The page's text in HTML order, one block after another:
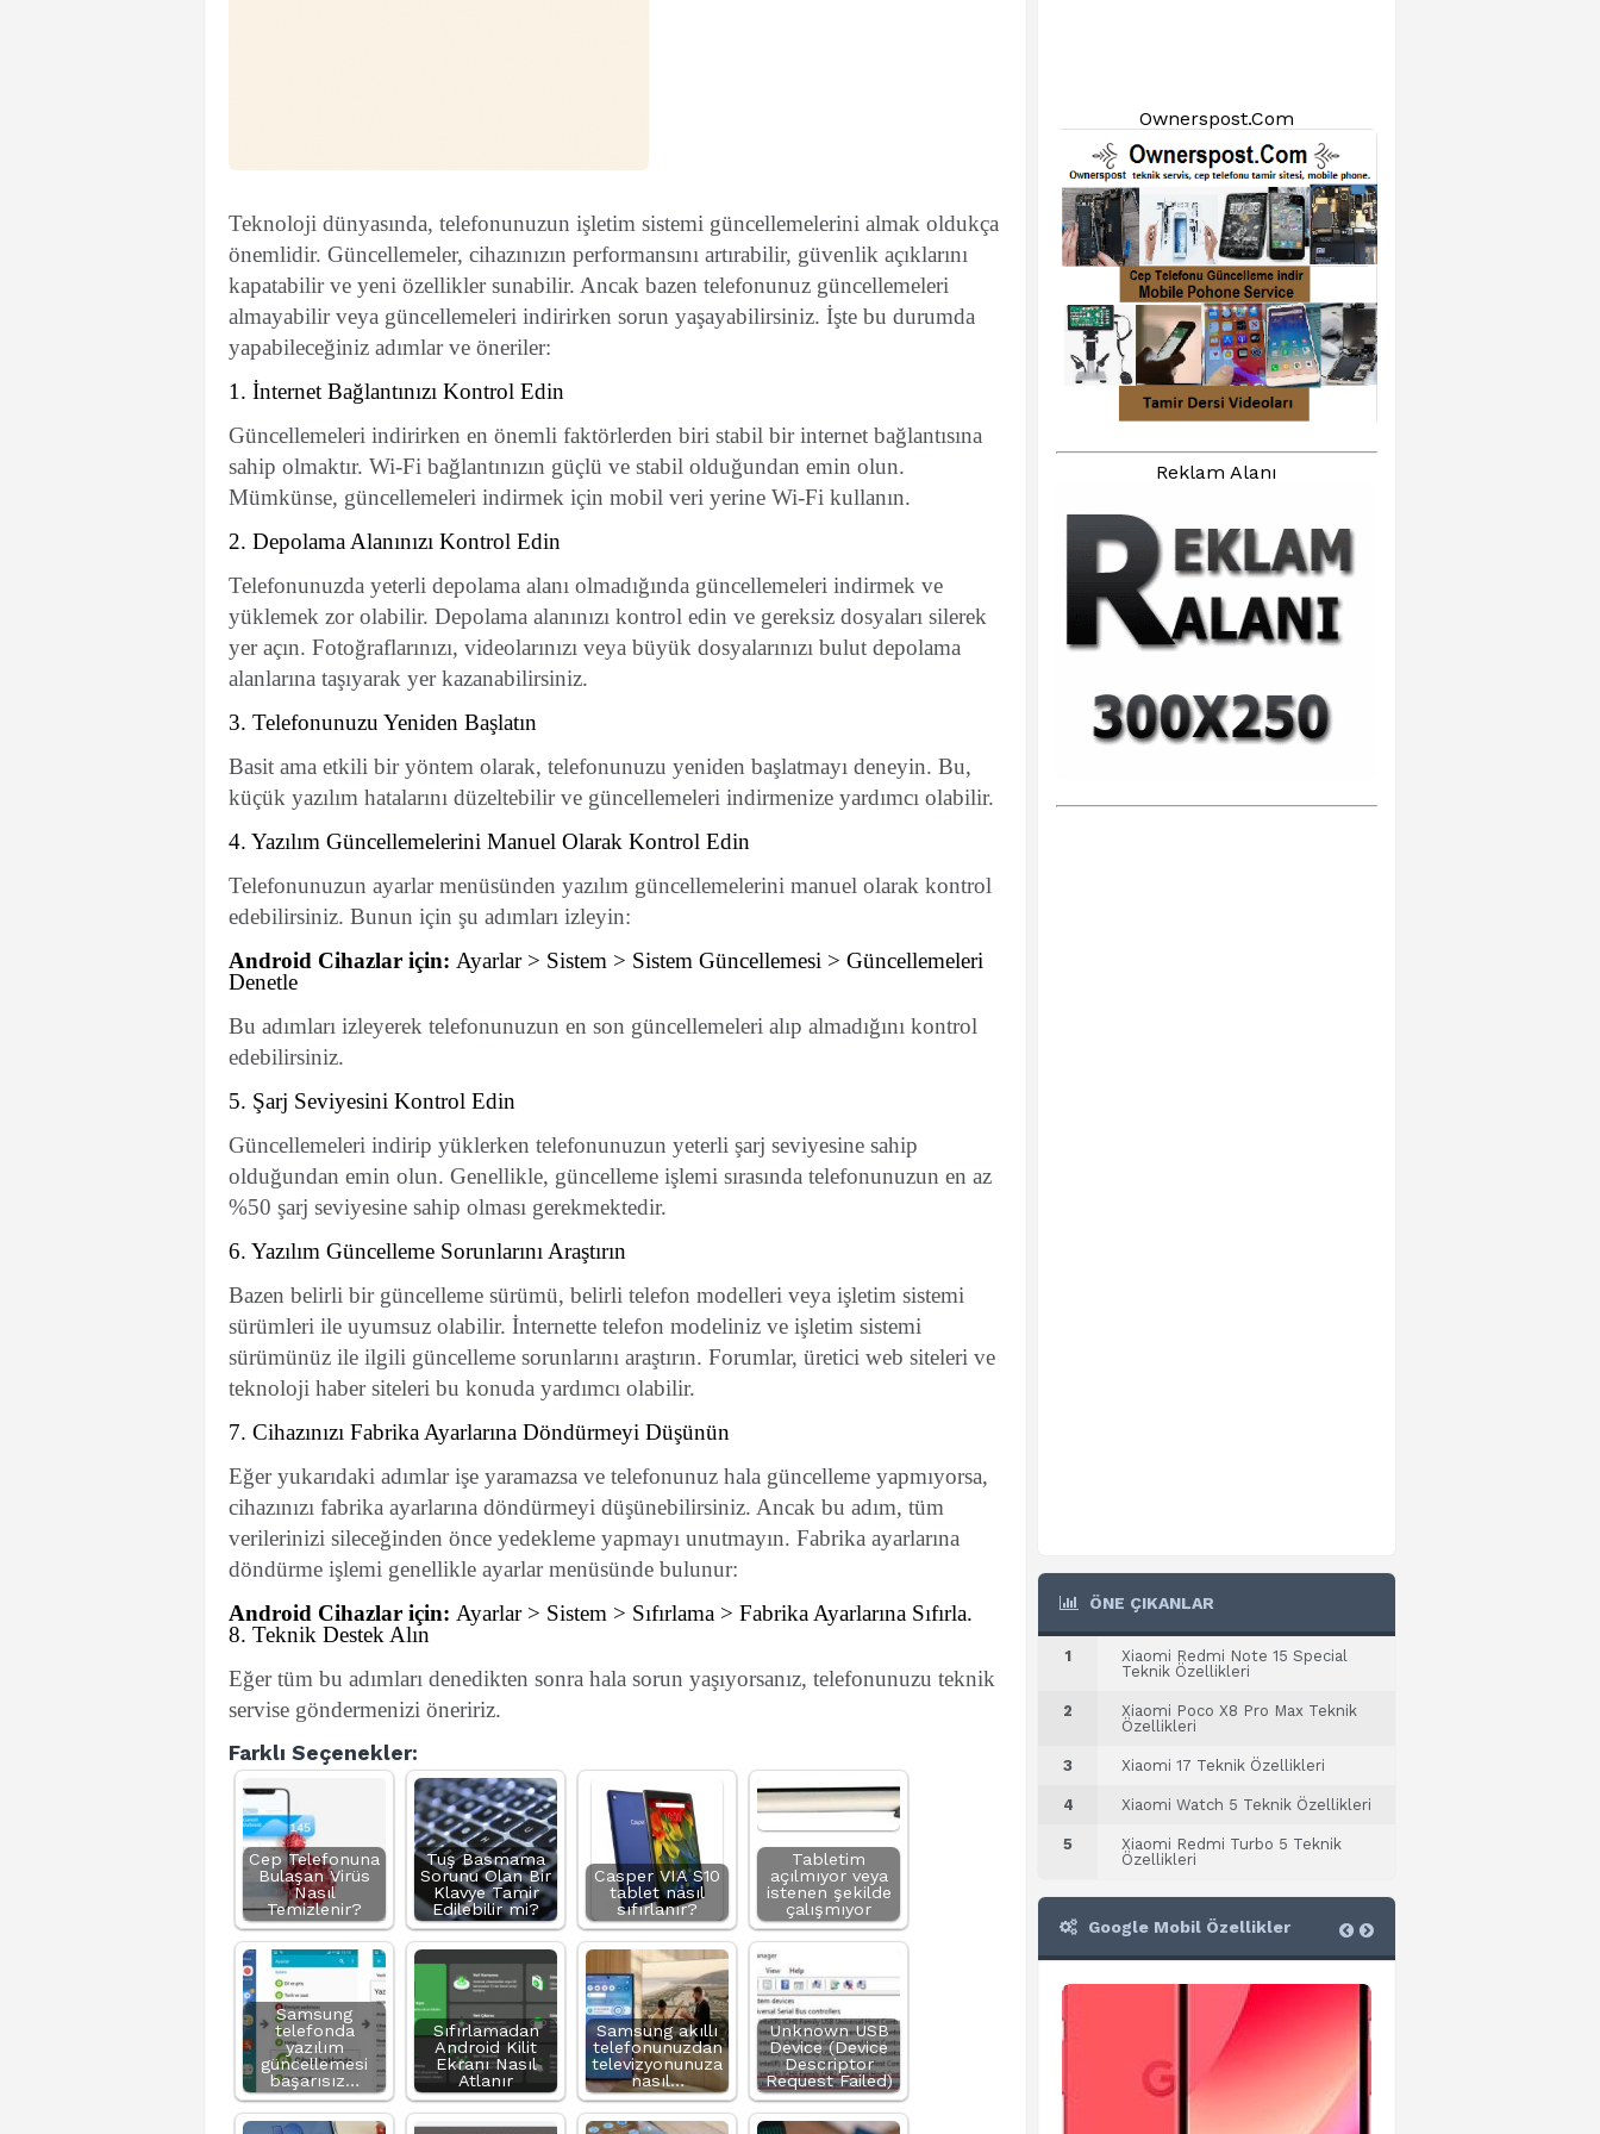
Teknoloji dünyasında, telefonunuzun işletim sistemi güncellemelerini almak oldukça
önemlidir. Güncellemeler, cihazınızın performansını artırabilir, güvenlik açıklarını
kapatabilir ve yeni özellikler sunabilir. Ancak bazen telefonunuz güncellemeleri
almayabilir veya güncellemeleri indirirken sorun yaşayabilirsiniz. İşte bu durumda
yapabileceğiniz adımlar ve öneriler:
1. İnternet Bağlantınızı Kontrol Edin
Güncellemeleri indirirken en önemli faktörlerden biri stabil bir internet bağlantısına
sahip olmaktır. Wi-Fi bağlantınızın güçlü ve stabil olduğundan emin olun.
Mümkünse, güncellemeleri indirmek için mobil veri yerine Wi-Fi kullanın.
2. Depolama Alanınızı Kontrol Edin
Telefonunuzda yeterli depolama alanı olmadığında güncellemeleri indirmek ve
yüklemek zor olabilir. Depolama alanınızı kontrol edin ve gereksiz dosyaları silerek
yer açın. Fotoğraflarınızı, videolarınızı veya büyük dosyalarınızı bulut depolama
alanlarına taşıyarak yer kazanabilirsiniz.
3. Telefonunuzu Yeniden Başlatın
Basit ama etkili bir yöntem olarak, telefonunuzu yeniden başlatmayı deneyin. Bu,
küçük yazılım hatalarını düzeltebilir ve güncellemeleri indirmenize yardımcı olabilir.
4. Yazılım Güncellemelerini Manuel Olarak Kontrol Edin
Telefonunuzun ayarlar menüsünden yazılım güncellemelerini manuel olarak kontrol
edebilirsiniz. Bunun için şu adımları izleyin:
Android Cihazlar için: Ayarlar > Sistem > Sistem Güncellemesi > Güncellemeleri
Denetle
Bu adımları izleyerek telefonunuzun en son güncellemeleri alıp almadığını kontrol
edebilirsiniz.
5. Şarj Seviyesini Kontrol Edin
Güncellemeleri indirip yüklerken telefonunuzun yeterli şarj seviyesine sahip
olduğundan emin olun. Genellikle, güncelleme işlemi sırasında telefonunuzun en az
%50 şarj seviyesine sahip olması gerekmektedir.
6. Yazılım Güncelleme Sorunlarını Araştırın
Bazen belirli bir güncelleme sürümü, belirli telefon modelleri veya işletim sistemi
sürümleri ile uyumsuz olabilir. İnternette telefon modeliniz ve işletim sistemi
sürümünüz ile ilgili güncelleme sorunlarını araştırın. Forumlar, üretici web siteleri ve
teknoloji haber siteleri bu konuda yardımcı olabilir.
7. Cihazınızı Fabrika Ayarlarına Döndürmeyi Düşünün
Eğer yukarıdaki adımlar işe yaramazsa ve telefonunuz hala güncelleme yapmıyorsa,
cihazınızı fabrika ayarlarına döndürmeyi düşünebilirsiniz. Ancak bu adım, tüm
verilerinizi sileceğinden önce yedekleme yapmayı unutmayın. Fabrika ayarlarına
döndürme işlemi genellikle ayarlar menüsünde bulunur:
Android Cihazlar için: Ayarlar > Sistem > Sıfırlama > Fabrika Ayarlarına Sıfırla.
8. Teknik Destek Alın
Eğer tüm bu adımları denedikten sonra hala sorun yaşıyorsanız, telefonunuzu teknik
servise göndermenizi öneririz.
Farklı Seçenekler:
Cep Telefonuna
Bulaşan Virüs
Nasıl
Temizlenir?
Tuş Basmama
Sorunu Olan Bir
Klavye Tamir
Edilebilir mi?
Casper VIA S10
tablet nasıl
sıfırlanır?
Tabletim
açılmıyor veya
istenen şekilde
çalışmıyor
Samsung
telefonda
yazılım
güncellemesi
başarısız…
Sıfırlamadan
Android Kilit
Ekranı Nasıl
Atlanır
Samsung akıllı
telefonunuzdan
televizyonunuza
nasıl…
Unknown USB
Device (Device
Descriptor
Request Failed)
Ownerspost.Com
Reklam Alanı
ÖNE ÇIKANLAR
1
Xiaomi Redmi Note 15 Special
Teknik Özellikleri
2
Xiaomi Poco X8 Pro Max Teknik
Özellikleri
3 Xiaomi 17 Teknik Özellikleri
4 Xiaomi Watch 5 Teknik Özellikleri
5
Xiaomi Redmi Turbo 5 Teknik
Özellikleri
Google Mobil Özellikler